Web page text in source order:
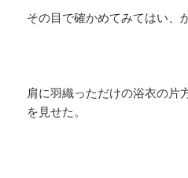
その目で確かめてみてはい、
肩に羽織っただけの浴衣の片
を見せた。